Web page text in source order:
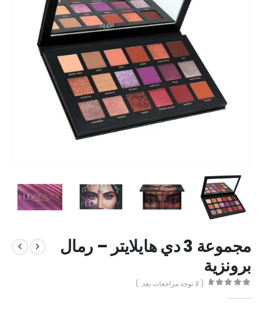
مجموعة 3 دي هايلايتر – رمال
برونزية
( لا توجد مراجعات بعد. )